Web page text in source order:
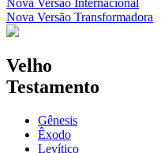
Nova Versão Transformadora
Velho
Testamento
Gênesis
Êxodo
Levítico